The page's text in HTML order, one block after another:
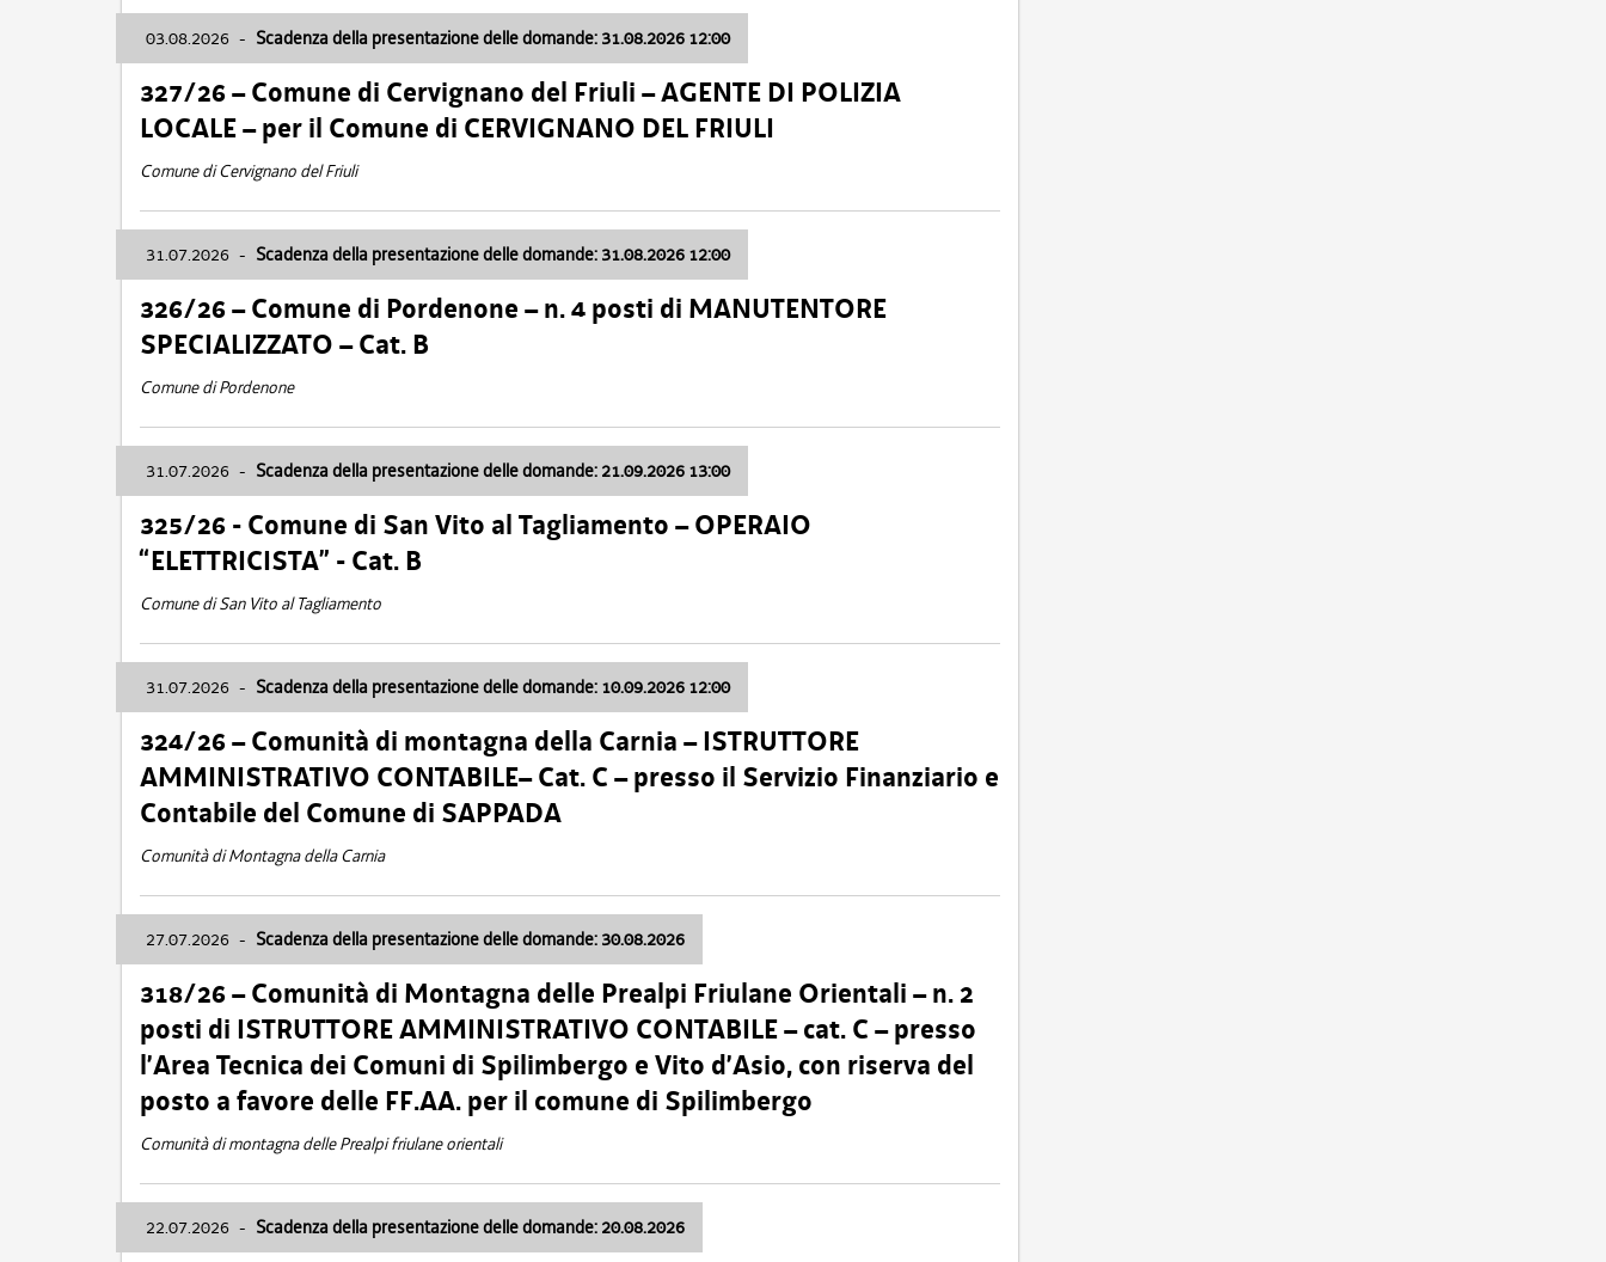
03.08.2026 - Scadenza della presentazione delle domande: 31.08.2026 12:00
327/26 – Comune di Cervignano del Friuli – AGENTE DI POLIZIA
LOCALE – per il Comune di CERVIGNANO DEL FRIULI
Comune di Cervignano del Friuli
31.07.2026 - Scadenza della presentazione delle domande: 31.08.2026 12:00
326/26 – Comune di Pordenone – n. 4 posti di MANUTENTORE
SPECIALIZZATO – Cat. B
Comune di Pordenone
31.07.2026 - Scadenza della presentazione delle domande: 21.09.2026 13:00
325/26 - Comune di San Vito al Tagliamento – OPERAIO
“ELETTRICISTA” - Cat. B
Comune di San Vito al Tagliamento
31.07.2026 - Scadenza della presentazione delle domande: 10.09.2026 12:00
324/26 – Comunità di montagna della Carnia – ISTRUTTORE
AMMINISTRATIVO CONTABILE– Cat. C – presso il Servizio Finanziario e
Contabile del Comune di SAPPADA
Comunità di Montagna della Carnia
27.07.2026 - Scadenza della presentazione delle domande: 30.08.2026
318/26 – Comunità di Montagna delle Prealpi Friulane Orientali – n. 2
posti di ISTRUTTORE AMMINISTRATIVO CONTABILE – cat. C – presso
l’Area Tecnica dei Comuni di Spilimbergo e Vito d’Asio, con riserva del
posto a favore delle FF.AA. per il comune di Spilimbergo
Comunità di montagna delle Prealpi friulane orientali
22.07.2026 - Scadenza della presentazione delle domande: 20.08.2026